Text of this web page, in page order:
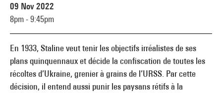
En 1933, Staline veut tenir les objectifs irréalistes de ses
plans quinquennaux et décide la confiscation de toutes les
récoltes d’Ukraine, grenier à grains de l’URSS. Par cette
décision, il entend aussi punir les paysans rétifs à la
09 Nov 2022
8pm - 9:45pm